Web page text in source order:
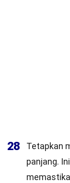
28
Tetapkan
panjang.